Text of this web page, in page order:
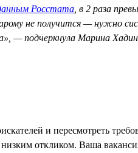
Росстата , в 2 раза
не получится — нужно
— подчеркнула Марина
и пересмотреть
откликом. Ваша